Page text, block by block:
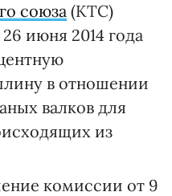
союза (КТС)
июня 2014 года
в отношении
валков для
из
комиссии от 9